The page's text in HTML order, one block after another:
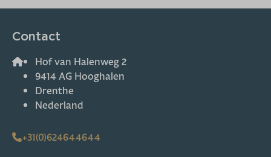
Contact
Hof van Halenweg 2
9414 AG Hooghalen
Drenthe
Nederland
+31(0)624644644